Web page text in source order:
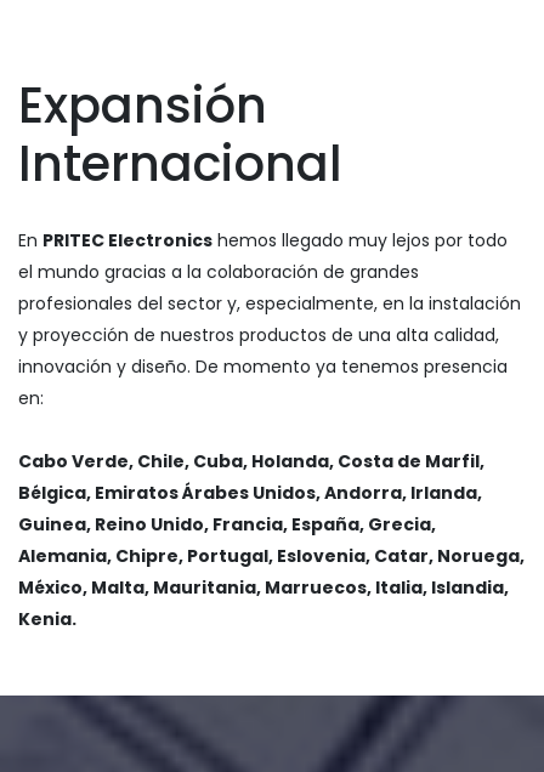
Expansión
Internacional
En PRITEC Electronics hemos llegado muy lejos por todo
el mundo gracias a la colaboración de grandes
profesionales del sector y, especialmente, en la instalación
y proyección de nuestros productos de una alta calidad,
innovación y diseño. De momento ya tenemos presencia
en:
Cabo Verde, Chile, Cuba, Holanda, Costa de Marfil,
Bélgica, Emiratos Árabes Unidos, Andorra, Irlanda,
Guinea, Reino Unido, Francia, España, Grecia,
Alemania, Chipre, Portugal, Eslovenia, Catar, Noruega,
México, Malta, Mauritania, Marruecos, Italia, Islandia,
Kenia.